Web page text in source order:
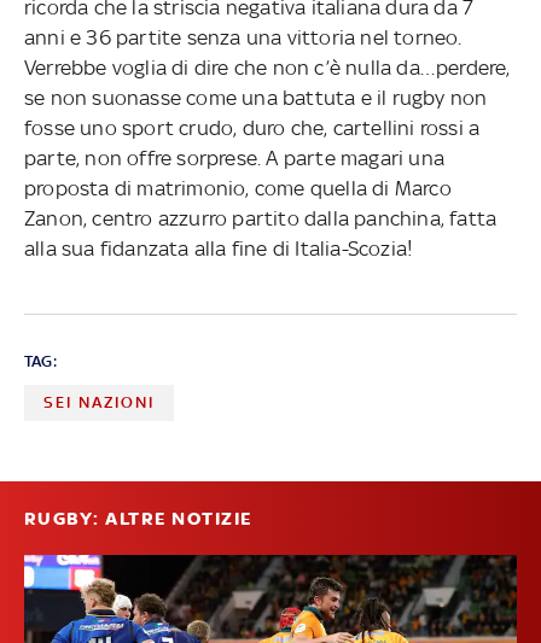
ricorda che la striscia negativa italiana dura da 7
anni e 36 partite senza una vittoria nel torneo.
Verrebbe voglia di dire che non c’è nulla da…perdere,
se non suonasse come una battuta e il rugby non
fosse uno sport crudo, duro che, cartellini rossi a
parte, non offre sorprese. A parte magari una
proposta di matrimonio, come quella di Marco
Zanon, centro azzurro partito dalla panchina, fatta
alla sua fidanzata alla fine di Italia-Scozia!
TAG:
SEI NAZIONI
RUGBY: ALTRE NOTIZIE